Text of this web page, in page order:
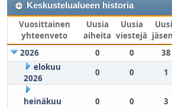
Keskustelualueen historia
Vuosittainen
yhteenveto
Uusia
aiheita
Uusia
viestejä
2026 0 0 38
elokuu
2026
0 0 1
heinäkuu
0 0 3